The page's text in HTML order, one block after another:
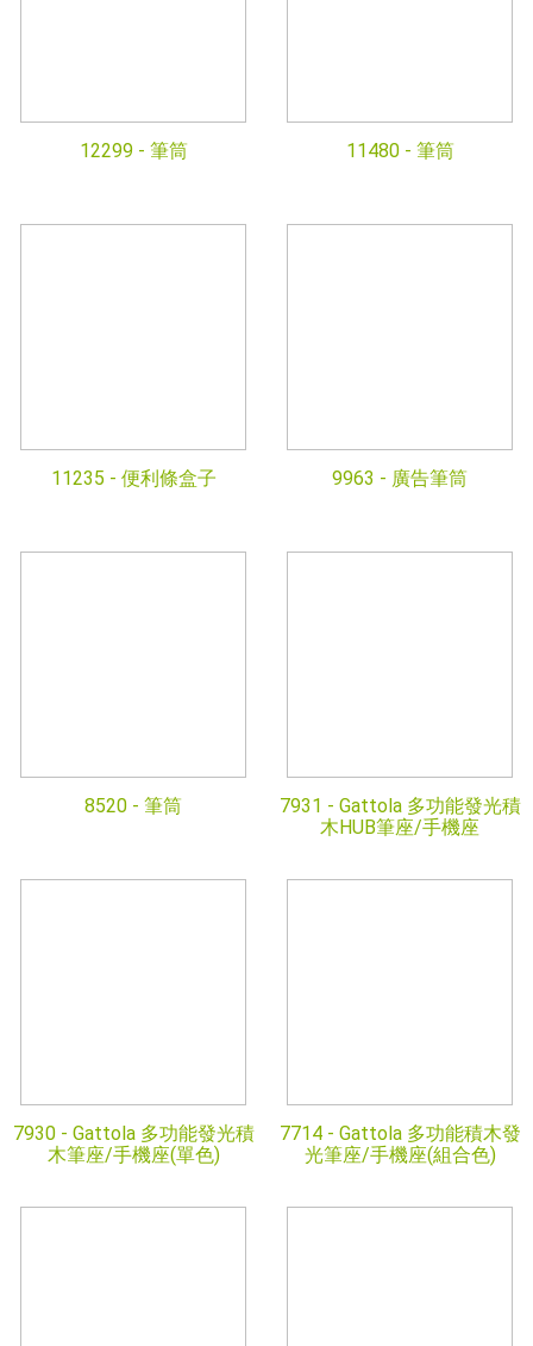
12299 - 筆筒 11480 - 筆筒
11235 - 便利條盒子 9963 - 廣告筆筒
8520 - 筆筒 7931 - Gattola 多功能發光積
木HUB筆座/手機座
7930 - Gattola 多功能發光積
木筆座/手機座(單色)
7714 - Gattola 多功能積木發
光筆座/手機座(組合色)